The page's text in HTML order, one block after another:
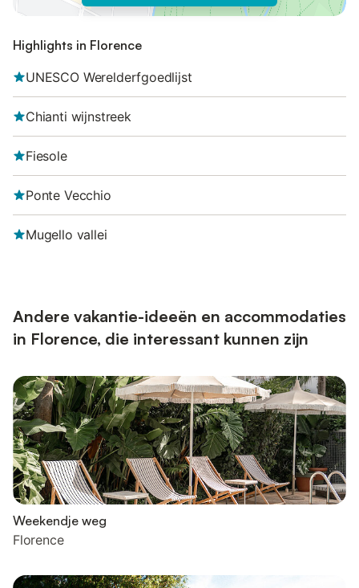
Highlights in Florence
UNESCO Werelderfgoedlijst
Chianti wijnstreek
Fiesole
Ponte Vecchio
Mugello vallei
Andere vakantie-ideeën en accommodaties
in Florence, die interessant kunnen zijn
Weekendje weg
Florence